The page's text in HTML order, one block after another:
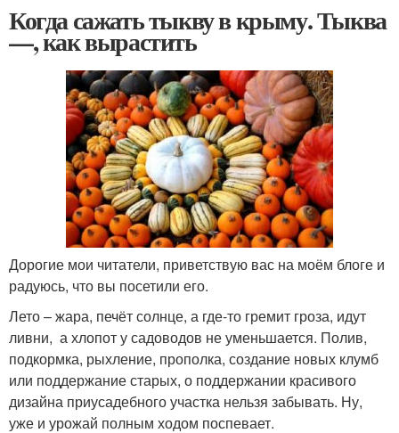
Когда сажать тыкву в крыму. Тыква
—, как вырастить
Дорогие мои читатели, приветствую вас на моём блоге и
радуюсь, что вы посетили его.
Лето – жара, печёт солнце, а где-то гремит гроза, идут
ливни, а хлопот у садоводов не уменьшается. Полив,
подкормка, рыхление, прополка, создание новых клумб
или поддержание старых, о поддержании красивого
дизайна приусадебного участка нельзя забывать. Ну,
уже и урожай полным ходом поспевает.